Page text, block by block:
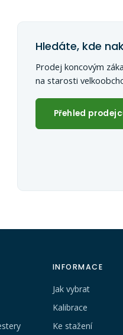
Hledáte, kde
Prodej koncovým
na starosti
Přehled
INFORMACE
Jak vybrat
Kalibrace
Ke stažení